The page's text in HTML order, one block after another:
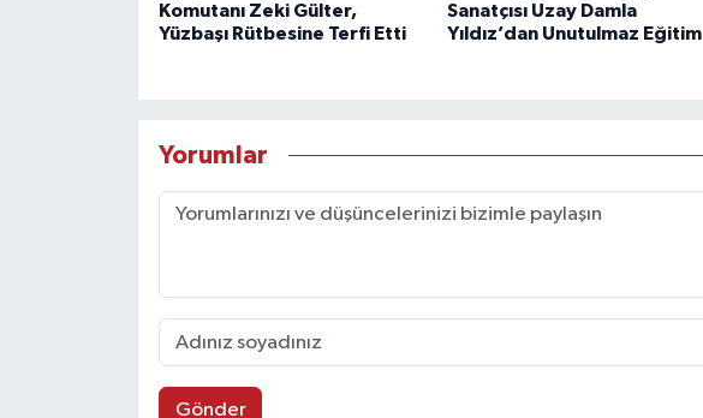
Komutanı Zeki Gülter,
Yüzbaşı Rütbesine Terfi Etti
Sanatçısı Uzay Damla
Yıldız’dan Unutulmaz Eğitim
Yorumlar
Gönder